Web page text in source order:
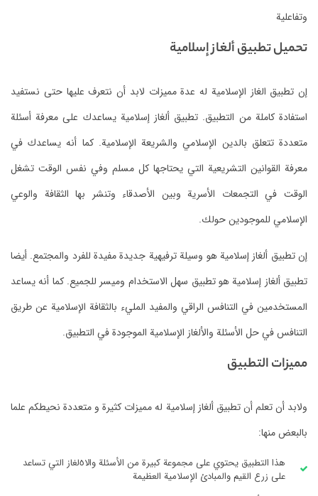
وتفاعلية
تحميل تطبيق ألغاز إسلامية
إن تطبيق الغاز الإسلامية له عدة مميزات لابد أن نتعرف عليها حتى نستفيد
استفادة كاملة من التطبيق. تطبيق ألغاز إسلامية يساعدك على معرفة أسئلة
متعددة تتعلق بالدين الإسلامي والشريعة الإسلامية.كما أنه يساعدك في
معرفة القوانين التشريعية التي يحتاجها كل مسلم وفي نفس الوقت تشغل
الوقت في التجمعات الأسرية وبين الأصدقاء وتنشر بها الثقافة والوعي
الإسلامي للموجودين حولك.
إن تطبيق ألغاز إسلامية هو وسيلة ترفيهية جديدة مفيدة للفرد والمجتمع. أيضا
تطبيق ألغاز إسلامية هو تطبيق سهل الاستخدام وميسر للجميع.كما أنه يساعد
المستخدمين في التنافس الراقي والمفيد المليء بالثقافة الإسلامية عن طريق
التنافس في حل الأسئلة والألغاز الإسلامية الموجودة في التطبيق.
مميزات التطبيق
ولابد أن تعلم أن تطبيق ألغاز إسلامية له مميزات كثيرة و متعددة نحيطكم علما
بالبعض منها:
هذا التطبيق يحتوي على مجموعة كبيرة من الأسئلة والا٥لغاز التي تساعد
على زرع القيم والمبادئ الإسلامية العظيمة